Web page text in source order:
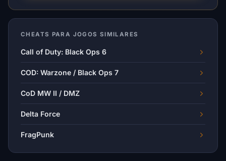
CHEATS PARA JOGOS SIMILARES
Call of Duty: Black Ops 6
COD: Warzone / Black Ops 7
CoD MW II / DMZ
Delta Force
FragPunk